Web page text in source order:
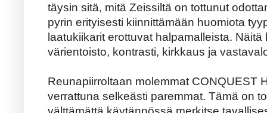
täysin sitä, mitä Zeissiltä on tottunut
pyrin erityisesti kiinnittämään huomiota
laatukiikarit erottuvat halpamalleista.
värientoisto, kontrasti, kirkkaus ja
Reunapiirroltaan molemmat CONQUEST
verrattuna selkeästi paremmat. Tämä on